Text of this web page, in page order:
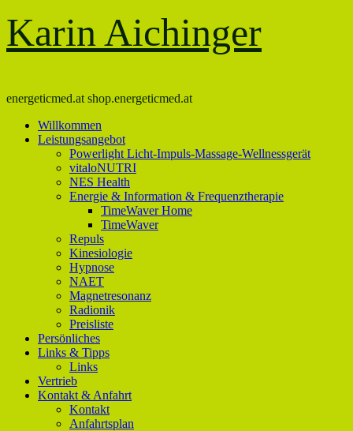
Karin Aichinger
energeticmed.at shop.energeticmed.at
Willkommen
Leistungsangebot
Powerlight Licht-Impuls-Massage-Wellnessgerät
vitaloNUTRI
NES Health
Energie & Information & Frequenztherapie
TimeWaver Home
TimeWaver
Repuls
Kinesiologie
Hypnose
NAET
Magnetresonanz
Radionik
Preisliste
Persönliches
Links & Tipps
Links
Vertrieb
Kontakt & Anfahrt
Kontakt
Anfahrtsplan